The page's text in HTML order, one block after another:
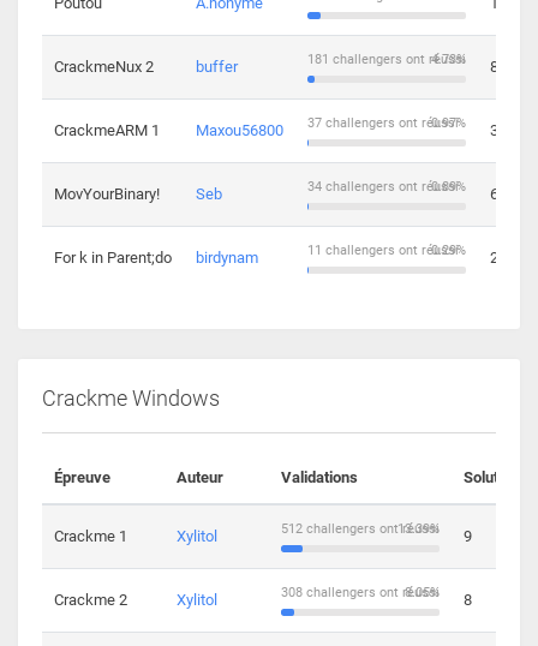
CrackmeNux 2 buffer 4.73%
181 challengers ont réussi 8
CrackmeARM 1 Maxou56800 0.97%
37 challengers ont réussi 3
MovYourBinary! Seb 0.89%
34 challengers ont réussi 6
For k in Parent;do birdynam 0.29%
11 challengers ont réussi 2
Crackme Windows
Épreuve Auteur Validations Solutions
Crackme 1 Xylitol 13.39%
512 challengers ont réussi 9
Crackme 2 Xylitol 8.05%
308 challengers ont réussi 8